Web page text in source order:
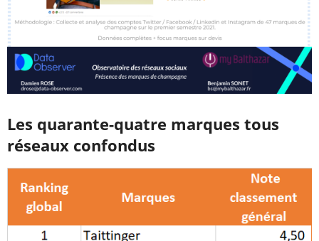
Les quarante-quatre marques tous
réseaux confondus